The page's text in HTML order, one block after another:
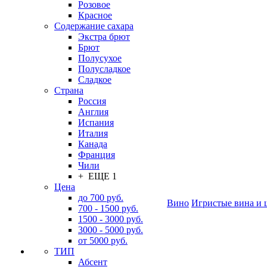
Розовое
Красное
Содержание сахара
Экстра брют
Брют
Полусухое
Полусладкое
Сладкое
Страна
Россия
Англия
Испания
Италия
Канада
Франция
Чили
+ ЕЩЕ 1
Цена
до 700 руб.
700 - 1500 руб.
1500 - 3000 руб.
3000 - 5000 руб.
от 5000 руб.
ТИП
Абсент
Вино Игристые вина и